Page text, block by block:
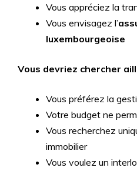
Vous appréciez la
Vous envisagez l’
luxembourgeoise
Vous devriez chercher
Vous préférez la
Votre budget ne
Vous recherchez
immobilier
Vous voulez un